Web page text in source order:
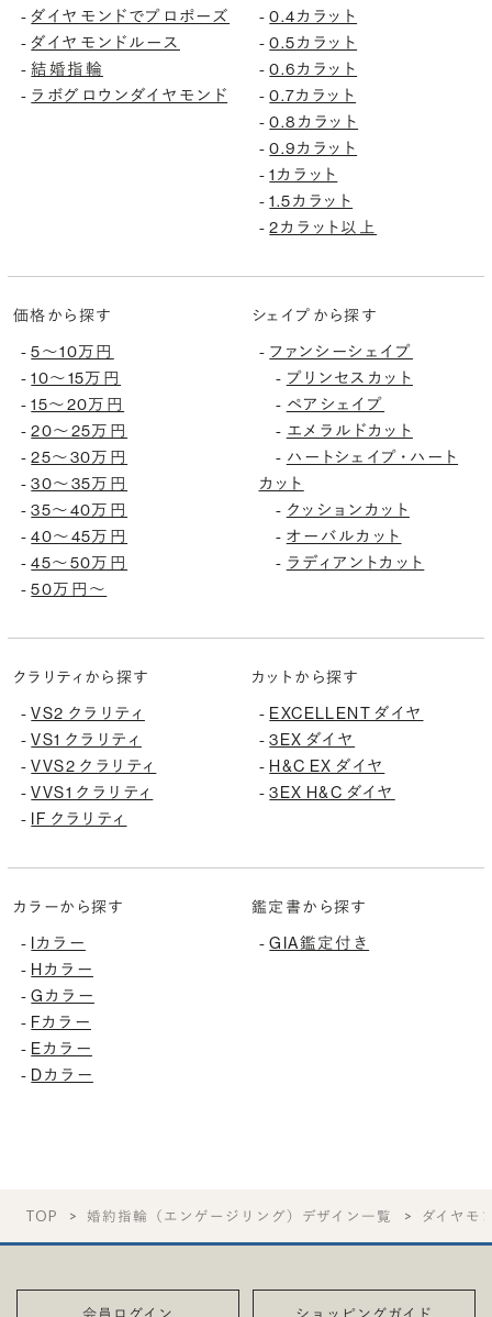
-ダイヤモンドでプロポーズ
-ダイヤモンドルース
-結婚指輪
- ラボグロウンダイヤモンド
-0.4カラット
-0.5カラット
-0.6カラット
-0.7カラット
-0.8カラット
-0.9カラット
-1カラット
-1.5カラット
-2カラット以上
価格から探す
-5〜10万円
-10〜15万円
-15〜20万円
-20〜25万円
-25〜30万円
-30〜35万円
-35〜40万円
-40〜45万円
-45〜50万円
-50万円〜
シェイプから探す
- ファンシーシェイプ
- プリンセスカット
- ペアシェイプ
- エメラルドカット
- ハートシェイプ・ハート
カット
- クッションカット
- オーバルカット
- ラディアントカット
クラリティから探す
-VS2 クラリティ
-VS1 クラリティ
-VVS2 クラリティ
-VVS1 クラリティ
-
IF クラリティ
カットから探す
- EXCELLENT ダイヤ
-3EX ダイヤ
- H&C EX ダイヤ
-3EX H&C ダイヤ
カラーから探す
-
Iカラー
- Hカラー
-Gカラー
- Fカラー
- Eカラー
- Dカラー
鑑定書から探す
-GIA鑑定付き
TOP 婚約指輪（エンゲージリング）デザイン一覧 ダイヤモ